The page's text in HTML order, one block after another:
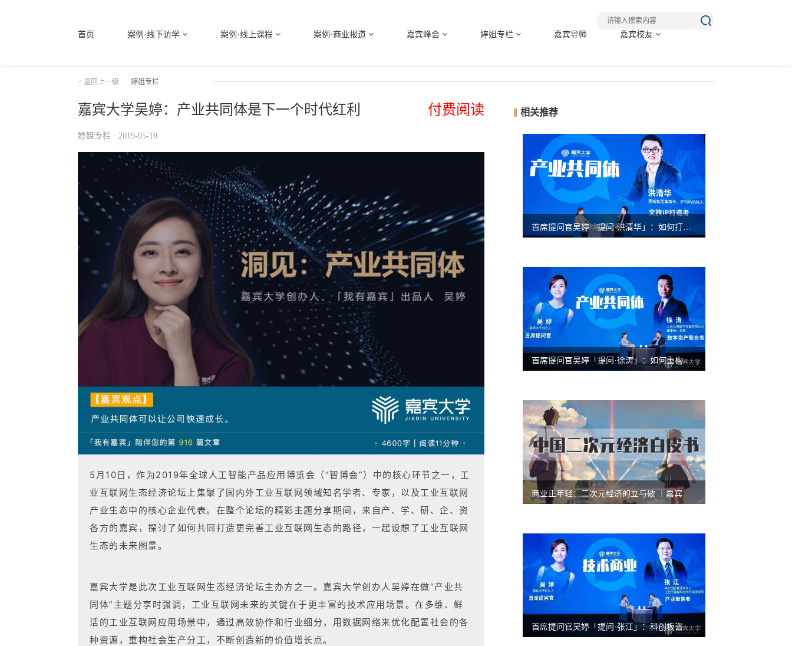
首页 案例·线下访学 案例·线上课程 案例·商业报道 嘉宾峰会 婷姐专栏 嘉宾导师 嘉宾校友
< 返回上一级 婷姐专栏
嘉宾大学吴婷：产业共同体是下一个时代红利 付费阅读
婷姐专栏 · 2019-05-10
5月10日，作为2019年全球人工智能产品应用博览会（“智博会”）中的核心环节之一，工
业互联网生态经济论坛上集聚了国内外工业互联网领域知名学者、专家，以及工业互联网
产业生态中的核心企业代表。在整个论坛的精彩主题分享期间，来自产、学、研、企、资
各方的嘉宾，探讨了如何共同打造更完善工业互联网生态的路径，一起设想了工业互联网
生态的未来图景。
嘉宾大学是此次工业互联网生态经济论坛主办方之一。嘉宾大学创办人吴婷在做“产业共
同体”主题分享时强调，工业互联网未来的关键在于更丰富的技术应用场景。在多维、鲜
活的工业互联网应用场景中，通过高效协作和行业细分，用数据网络来优化配置社会的各
种资源，重构社会生产分工，不断创造新的价值增长点。
相关推荐
首席提问官吴婷「提问·洪清华」：如何打造旅游产业共同体？| 嘉宾峰会
首席提问官吴婷「提问·徐涛」：如何重构算法时代的信息分发？| 嘉宾峰会
商业正年轻：二次元经济的立与破 ︱嘉宾白皮书
首席提问官吴婷「提问·张江」：科创板咨询委都在做什么？ | 嘉宾峰会